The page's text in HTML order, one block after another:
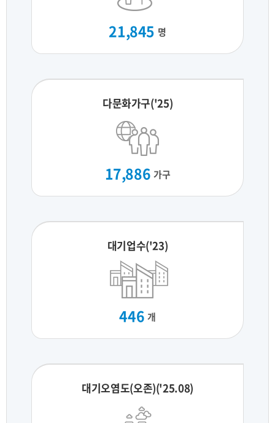
21,845 명
다문화가구('25)
17,886 가구
대기업수('23)
446 개
대기오염도(오존)('25.08)